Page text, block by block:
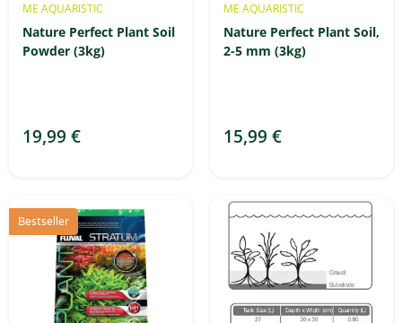
ME AQUARISTIC
Nature Perfect Plant Soil
Powder (3kg)
19,99 €
ME AQUARISTIC
Nature Perfect Plant Soil,
2-5 mm (3kg)
15,99 €
Bestseller